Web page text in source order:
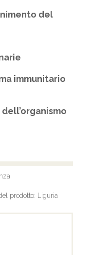
del
immunitario